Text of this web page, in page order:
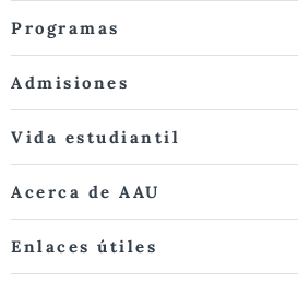
Programas
Admisiones
Vida estudiantil
Acerca de AAU
Enlaces útiles